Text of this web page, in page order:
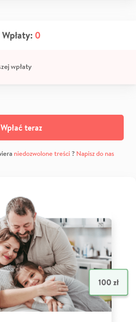
Wpłaty: 0
wpłaty
Wpłać teraz
niedozwolone treści? Napisz do nas